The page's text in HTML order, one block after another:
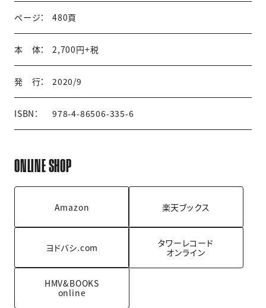
ページ： 480頁
本 体： 2,700円+税
発 行： 2020/9
ISBN： 978-4-86506-335-6
ONLINE SHOP
Amazon 楽天ブックス
ヨドバシ.com
タワーレコード
オンライン
HMV&BOOKS
online